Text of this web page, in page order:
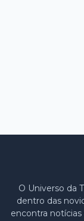
O Universo da
dentro das
encontra